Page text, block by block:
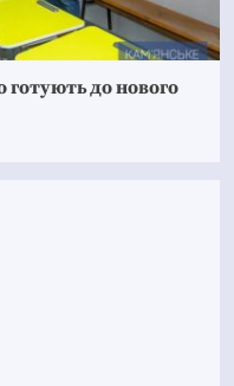
готують до нового